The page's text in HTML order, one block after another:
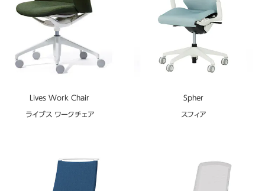
Lives Work Chair
ライブス ワークチェア
Spher
スフィア